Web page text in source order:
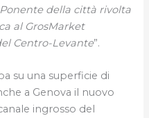
della città rivolta
al GrosMarket
Centro-Levante”.
su una superficie di
a Genova il nuovo
ingrosso del